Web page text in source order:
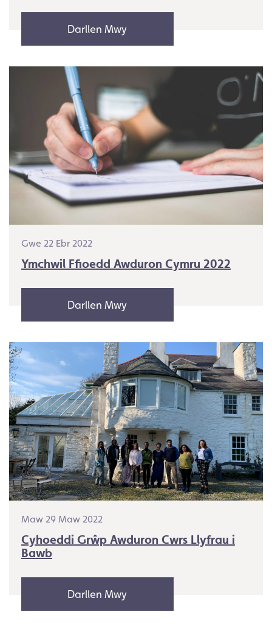
Darllen Mwy
Gwe 22 Ebr 2022
Ymchwil Ffioedd Awduron Cymru 2022
Darllen Mwy
Maw 29 Maw 2022
Cyhoeddi Grŵp Awduron Cwrs Llyfrau i
Bawb
Darllen Mwy